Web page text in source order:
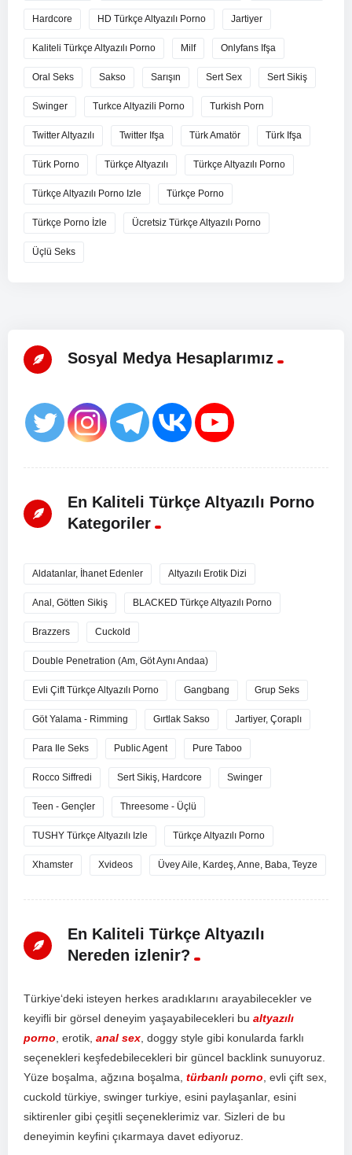
Hardcore HD Türkçe Altyazılı Porno Jartiyer
Kaliteli Türkçe Altyazılı Porno Milf Onlyfans Ifşa
Oral Seks Sakso Sarışın Sert Sex Sert Sikiş
Swinger Turkce Altyazili Porno Turkish Porn
Twitter Altyazılı Twitter Ifşa Türk Amatör Türk Ifşa
Türk Porno Türkçe Altyazılı Türkçe Altyazılı Porno
Türkçe Altyazılı Porno Izle Türkçe Porno
Türkçe Porno İzle Ücretsiz Türkçe Altyazılı Porno
Üçlü Seks
Sosyal Medya Hesaplarımız
En Kaliteli Türkçe Altyazılı Porno
Kategoriler
Aldatanlar, İhanet Edenler Altyazılı Erotik Dizi
Anal, Götten Sikiş BLACKED Türkçe Altyazılı Porno
Brazzers Cuckold
Double Penetration (Am, Göt Aynı Andaa)
Evli Çift Türkçe Altyazılı Porno Gangbang Grup Seks
Göt Yalama - Rimming Gırtlak Sakso Jartiyer, Çoraplı
Para Ile Seks Public Agent Pure Taboo
Rocco Siffredi Sert Sikiş, Hardcore Swinger
Teen - Gençler Threesome - Üçlü
TUSHY Türkçe Altyazılı Izle Türkçe Altyazılı Porno
Xhamster Xvideos Üvey Aile, Kardeş, Anne, Baba, Teyze
En Kaliteli Türkçe Altyazılı
Nereden izlenir?
Türkiye‘deki isteyen herkes aradıklarını arayabilecekler ve
keyifli bir görsel deneyim yaşayabilecekleri bu altyazılı
porno erotik anal sex doggy style gibi konularda farklı
seçenekleri keşfedebilecekleri bir güncel backlink sunuyoruz
Yüze boşalma ağzına boşalma türbanlı porno evli çift sex
cuckold türkiye swinger turkiye esini paylaşanlar, esini
siktirenler gibi çeşitli seçeneklerimiz var. Sizleri de bu
deneyimin keyfini çıkarmaya davet ediyoruz